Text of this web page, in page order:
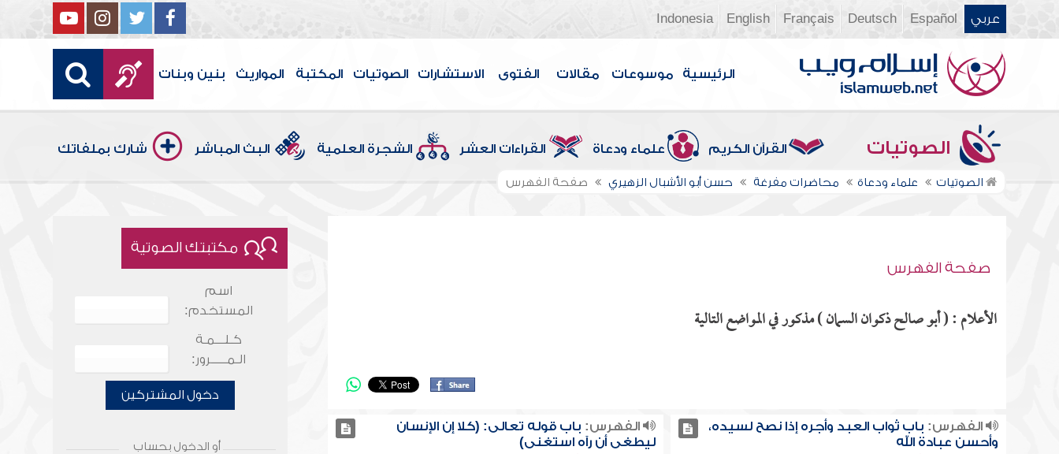
عربي Español
Deutsch
Français
English
Indonesia
الرئيسية موسوعات مقالات الفتوى الاستشارات الصوتيات المكتبة المواريث بنين وبنات
الصوتيات القرآن الكريم علماء ودعاة القراءات العشر الشجرة العلمية البث المباشر شارك بملفاتك
الصوتيات علماء ودعاة محاضرات مفرغة حسن أبو الأشبال الزهيري صفحة الفهرس
صفحة الفهرس
الأعلام : ( أبو صالح ذكوان السمان ) مذكور في المواضع التالية
الفهرس: باب ثواب العبد وأجره إذا نصح لسيده،
وأحسن عبادة الله
الفهرس: باب قوله تعالى: (كلا إن الإنسان
ليطغى أن رآه استغنى)
مكتبتك الصوتية
اسم
المستخدم:
كـلـــمـة
الـمـــــرور:
دخول المشتركين
أو الدخول بحساب